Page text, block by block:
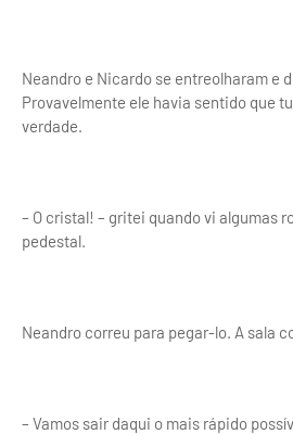
Neandro e Nicardo se entreolharam e
Provavelmente ele havia sentido que
verdade.
– O cristal! – gritei quando vi algumas
pedestal.
Neandro correu para pegar-lo. A sala
– Vamos sair daqui o mais rápido